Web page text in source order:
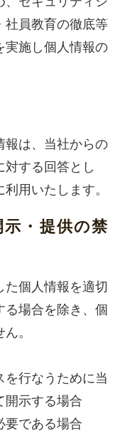
社員教育の徹底等
実施し個人情報の
報は、当社からの
対する回答とし
用いたします。
・提供の禁
個人情報を適切
場合を除き、個
。
を行なうために当
開示する場合
要である場合